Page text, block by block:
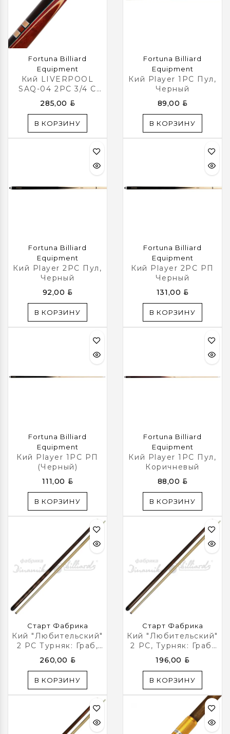
Fortuna Billiard
Equipment
Кий LIVERPOOL
SAQ-04 2PC 3/4 С
Удлинителем
285,00 BYN
В КОРЗИНУ
Fortuna Billiard
Equipment
Кий Player 1PC Пул,
Черный
89,00 BYN
В КОРЗИНУ
Fortuna Billiard
Equipment
Кий Player 2PC Пул,
Черный
92,00 BYN
В КОРЗИНУ
Fortuna Billiard
Equipment
Кий Player 2PC РП
Черный
131,00 BYN
В КОРЗИНУ
Fortuna Billiard
Equipment
Кий Player 1PC РП
(черный)
111,00 BYN
В КОРЗИНУ
Fortuna Billiard
Equipment
Кий Player 1PC Пул,
Коричневый
88,00 BYN
В КОРЗИНУ
Старт Фабрика
Кий "Любительский"
2 РС Турняк: Граб,
Цвет Эбен
Орнамент
260,00 BYN
В КОРЗИНУ
Старт Фабрика
Кий "Любительский"
2 РС, Турняк: Граб,
Цвет Эбен
196,00 BYN
В КОРЗИНУ